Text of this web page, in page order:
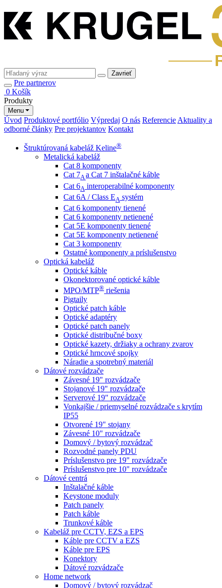
Zavrieť
Pre partnerov
0 Košík
Produkty
Menu
Úvod Produktové portfólio Výpredaj O nás Referencie Aktuality a
odborné články Pre projektantov Kontakt
Štruktúrovaná kabeláž Keline®
Metalická kabeláž
Cat 8 komponenty
Cat 7Aa Cat 7 inštalačné káble
Cat 6A interoperabilné komponenty
Cat 6A / Class EA systém
Cat 6 komponenty tienené
Cat 6 komponenty netienené
Cat 5E komponenty tienené
Cat 5E komponenty netienené
Cat 3 komponenty
Ostatné komponenty a príslušenstvo
Optická kabeláž
Optické káble
Okonektorované optické káble
MPO/MTP® ​ riešenia
Pigtaily
Optické patch káble
Optické adaptéry
Optické patch panely
Optické distribučné boxy
Optické kazety, držiaky a ochrany zvarov
Optické hrncové spojky
Náradie a spotrebný materiál
Dátové rozvádzače
Závesné 19" rozvádzače
Stojanové 19" rozvádzače
Serverové 19" rozvádzače
Vonkajšie / priemyselné rozvádzače s krytím
IP55
Otvorené 19" stojany
Závesné 10" rozvádzače
Domový / bytový rozvádzač
Rozvodné panely PDU
Príslušenstvo pre 19" rozvádzače
Príslušenstvo pre 10" rozvádzače
Dátové centrá
Inštalačné káble
Keystone moduly
Patch panely
Patch káble
Trunkové káble
Kabeláž pre CCTV, EZS a EPS
Káble pre CCTV a EZS
Káble pre EPS
Konektory
Dátové rozvádzače
Home network
Domový / bytový rozvádzač